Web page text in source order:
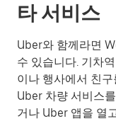
타 서비스
Uber와 함께라면
수 있습니다. 기차
이나 행사에서 친
Uber 차량 서비스
거나 Uber 앱을 열